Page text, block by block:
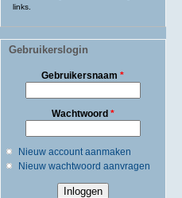
links.
Gebruikerslogin
Gebruikersnaam*
Wachtwoord *
Nieuw account aanmaken
Nieuw wachtwoord aanvragen